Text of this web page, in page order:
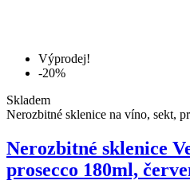
Výprodej!
-20%
Skladem
Nerozbitné sklenice na víno, sekt,
Nerozbitné sklenice
prosecco 180ml,